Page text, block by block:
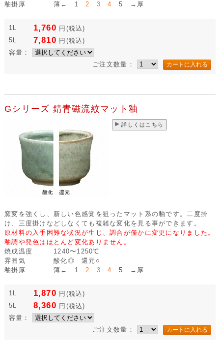
釉掛厚
薄← 12 3 4 5 →厚
1L 1,760 円 (税込)
5L
7,810 円 (税込)
容量：
ご注文数量：
Gシリーズ 錆青磁流紋マット釉
詳しくはこちら
窯変を強くし、新しい色感覚を狙ったマット系の釉です。二度掛
け、三度掛けなどしなくても複雑な変化を見る事ができます。
原材料の入手困難な状況が生じ、調合が僅かに変更になりました。
釉調や発色はほとんど変化ありません。
焼成温度
1240〜1250℃
雰囲気
酸化◎ 還元○
釉掛厚
薄← 1 2 3 4 5 →厚
1L 1,870 円 (税込)
5L
8,360 円 (税込)
容量：
ご注文数量：